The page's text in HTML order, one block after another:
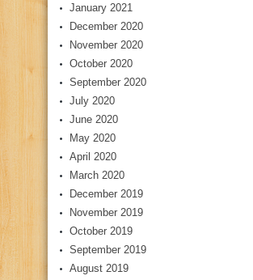
January 2021
December 2020
November 2020
October 2020
September 2020
July 2020
June 2020
May 2020
April 2020
March 2020
December 2019
November 2019
October 2019
September 2019
August 2019